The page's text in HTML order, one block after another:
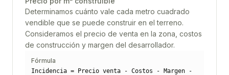
Determinamos cuánto vale cada metro cuadrado
vendible que se puede construir en el terreno.
Consideramos el precio de venta en la zona, costos
de construcción y margen del desarrollador.
Fórmula
Incidencia = Precio venta - Costos - Margen -